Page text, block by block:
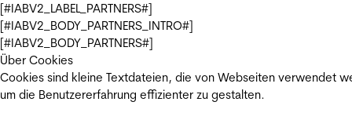
[#IABV2_LABEL_PARTNERS#]
[#IABV2_BODY_PARTNERS_INTRO#]
[#IABV2_BODY_PARTNERS#]
Über Cookies
Cookies sind kleine Textdateien, die von Webseiten verwendet
um die Benutzererfahrung effizienter zu gestalten.